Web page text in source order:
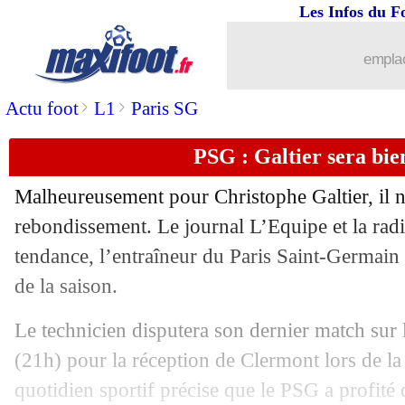
Actu foot> L1 > Paris SG
Les Infos du
PSG : Galtier sera
Malheureusement pour Christophe Galtier, il
rebondissement. Le journal L’Equipe et la
tendance, l’entraîneur du Paris Saint-
de la saison.
Le technicien disputera son dernier match sur
(21h) pour la réception de Clermont lors de
quotidien sportif précise que le PSG a profité
Real: terminus pour Mariano
03/06 Liverpool
03/06 PSG: Ramos vers l'Arabie Saoudite ?
03/06 Wolverhampton: Moutinho et D.
03/06 Tottenham: Lloris confirme un
03/06 Ang. (Cpe)
03/06 PSG: ça pousse pour Marcus Thuram
03/06 Real: le départ d'Asensio confirmé